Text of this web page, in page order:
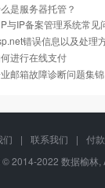
是服务器托管？
与IP备案管理系统常见
错误信息以及处理
进行在线支付
邮箱故障诊断问题集锦
们 | 联系我们 |
付
© 2014-2022 数据榆